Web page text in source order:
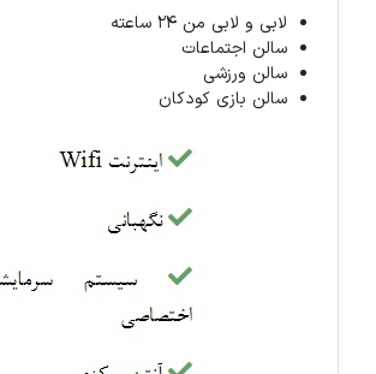
لابی و لابی من 24 ساعته
سالن اجتماعات
سالن ورزشی
سالن بازی کودکان